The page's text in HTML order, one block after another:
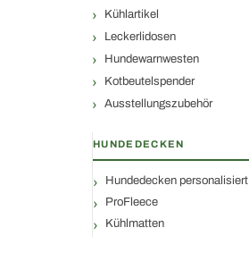
Kühlartikel
Leckerlidosen
Hundewarnwesten
Kotbeutelspender
Ausstellungszubehör
HUNDEDECKEN
Hundedecken personalisiert
ProFleece
Kühlmatten